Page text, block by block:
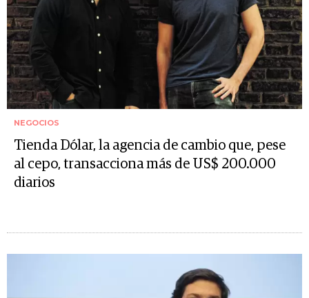
NEGOCIOS
Tienda Dólar, la agencia de cambio que, pese
al cepo, transacciona más de US$ 200.000
diarios